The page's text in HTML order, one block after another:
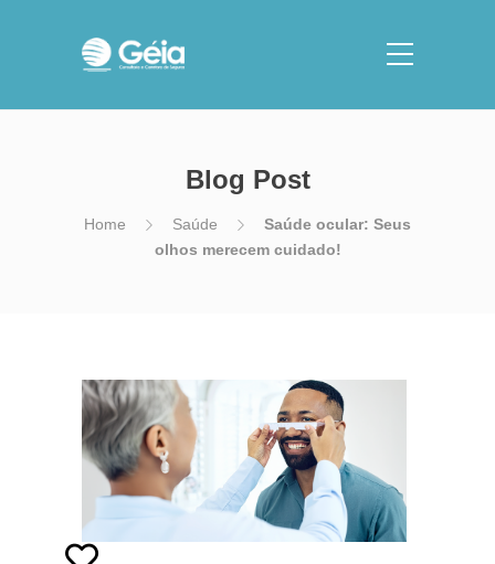
Blog Post
Home Saúde
Saúde ocular: Seus
olhos merecem cuidado!